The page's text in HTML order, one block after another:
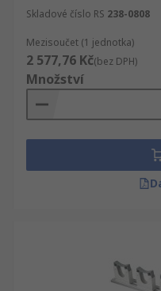
Skladové číslo RS 238-0808
Mezisoučet (1 jednotka)
2 577,76 Kč(bez DPH)
Množství